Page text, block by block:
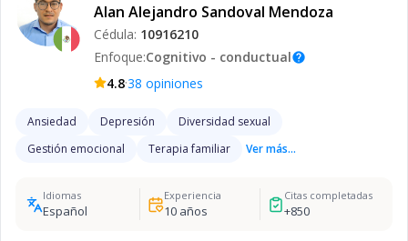
Alan Alejandro Sandoval Mendoza
Cédula: 10916210
Enfoque:Cognitivo - conductualhelp
4.8·38 opiniones
Ansiedad Depresión
Diversidad sexual
Gestión emocional
Terapia familiar Ver más...
Idiomas
Español
Experiencia
10años
Citas completadas
+850